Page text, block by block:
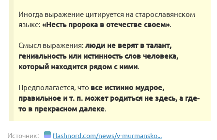
Иногда выражение цитируется на старославянском
языке: «Несть пророка в отечестве своем».
Смысл выражения: люди не верят в талант,
гениальность или истинность слов человека,
который находится рядом с ними.
Предполагается, что все истинно мудрое,
правильное и т. п. может родиться не здесь, а где-
то в прекрасном далеке.
Источник: flashnord.com/news/v-murmansko...